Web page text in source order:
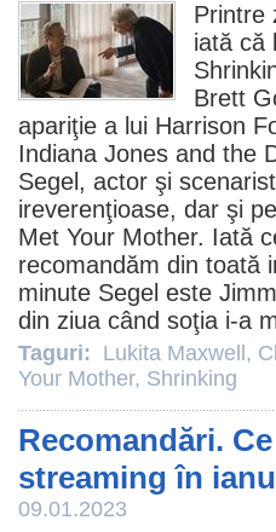
Printre
iată că
Brett
apariţie a lui Harrison
Indiana Jones and the
Segel , actor şi
ireverenţioase, dar şi
Met Your Mother. Iată
recomandăm din toată
minute Segel este
din ziua când soţia i-a
Taguri: Lukita Maxwell ,
Your Mother, Shrinking
Recomandări.
streaming în
09.01.2023